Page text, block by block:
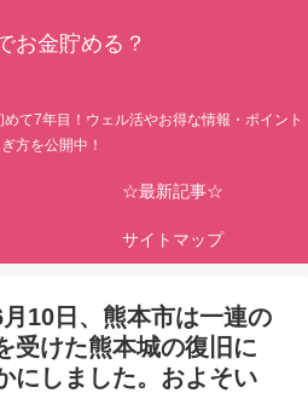
お金貯める？
て7年目！ウェル活やお得な情報・ポイント
方を公開中！
☆最新記事☆
サイトマップ
10日、熊本市は一連の
受けた熊本城の復旧に
にしました。およそい